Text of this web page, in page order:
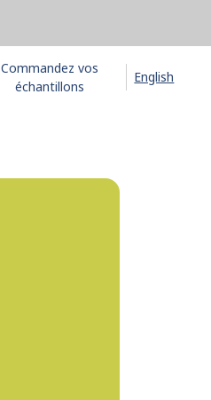
Commandez vos
échantillons
English